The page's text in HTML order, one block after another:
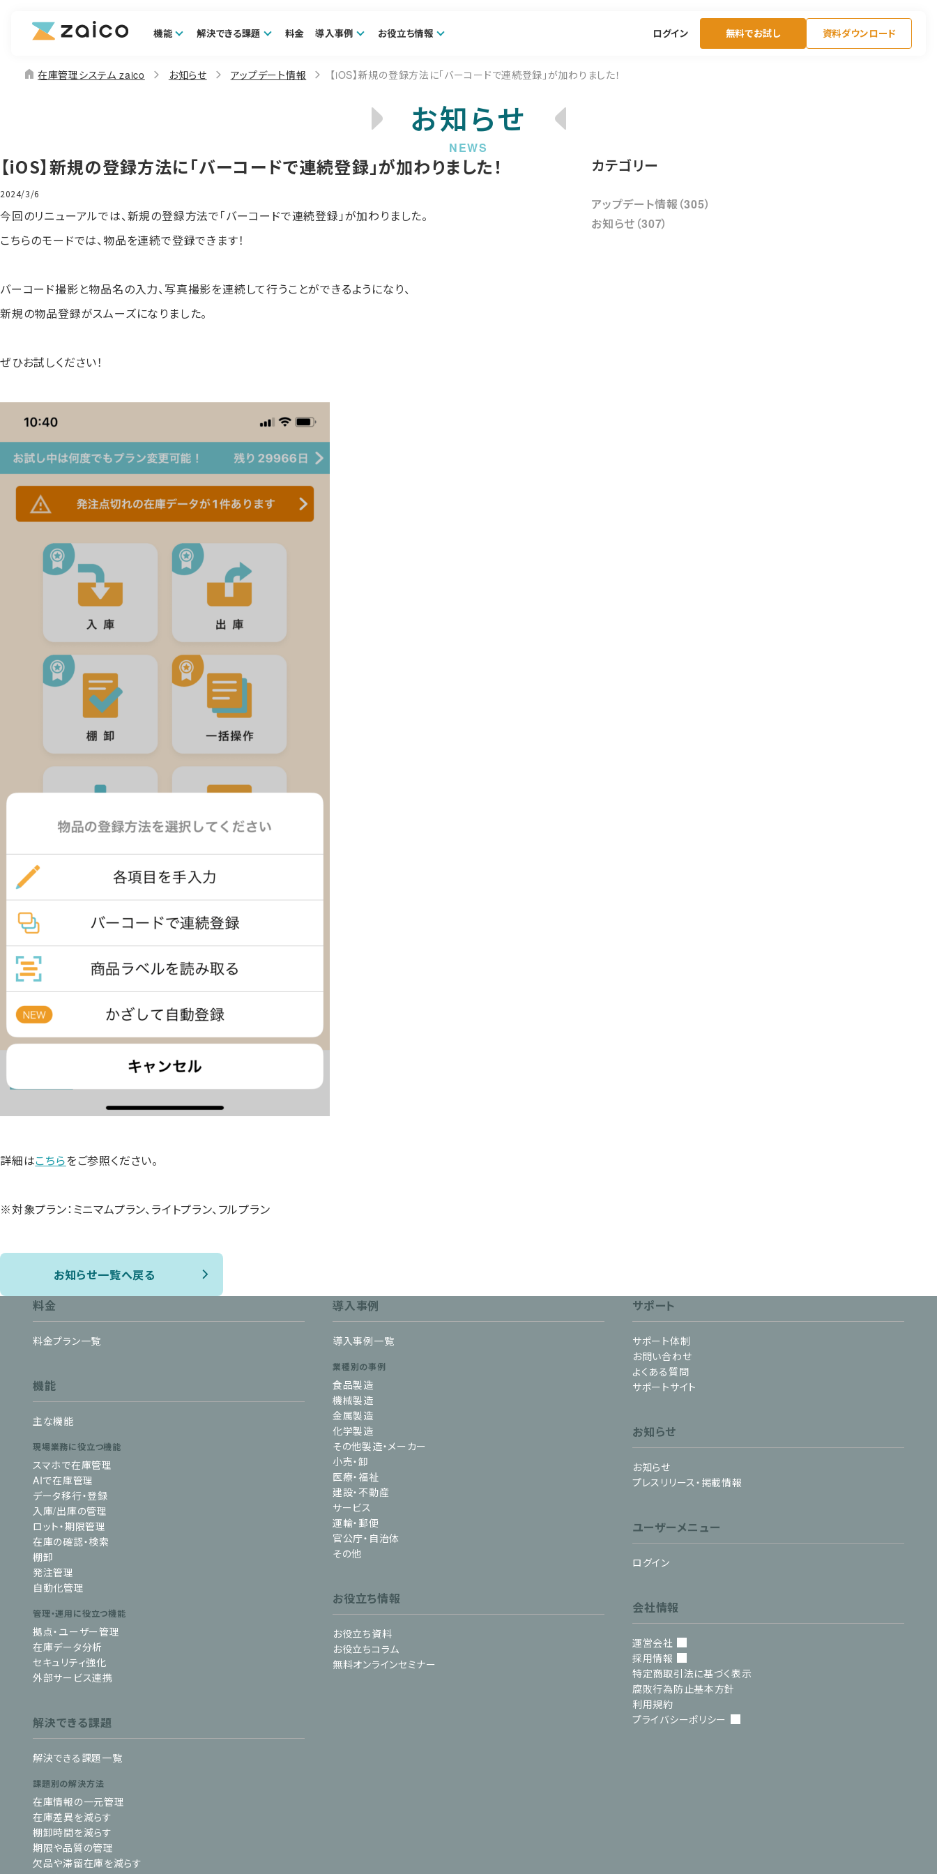
機能 解決できる課題 料金 導入事例 お役立ち情報 ログイン 無料でお試し 資料ダウンロード
home 在庫管理システム zaico お知らせ アップデート情報 【iOS】新規の登録方法に「バーコードで連続登録」が加わりました！
お知らせ
【iOS】新規の登録方法に「バーコードで連続登録」が加わりました！
2024/3/6
今回のリニューアルでは、新規の登録方法で「バーコードで連続登録」が加わりました。
こちらのモードでは、物品を連続で登録できます！
バーコード撮影と物品名の入力、写真撮影を連続して行うことができるようになり、
新規の物品登録がスムーズになりました。
ぜひお試しください！
詳細はこちらをご参照ください。
※対象プラン：ミニマムプラン、ライトプラン、フルプラン
お知らせ一覧へ戻る
カテゴリー
アップデート情報（305）
お知らせ（307）
料金
料金プラン一覧
機能
主な機能
現場業務に役立つ機能
スマホで在庫管理
AIで在庫管理
データ移行・登録
入庫/出庫の管理
ロット・期限管理
在庫の確認・検索
棚卸
発注管理
自動化管理
管理・運用に役立つ機能
拠点・ユーザー管理
在庫データ分析
セキュリティ強化
外部サービス連携
解決できる課題
解決できる課題一覧
課題別の解決方法
在庫情報の一元管理
在庫差異を減らす
棚卸時間を減らす
期限や品質の管理
欠品や滞留在庫を減らす
導入事例
導入事例一覧
業種別の事例
食品製造
機械製造
金属製造
化学製造
その他製造・メーカー
小売・卸
医療・福祉
建設・不動産
サービス
運輸・郵便
官公庁・自治体
その他
お役立ち情報
お役立ち資料
お役立ちコラム
無料オンラインセミナー
サポート
サポート体制
お問い合わせ
よくある質問
サポートサイト
お知らせ
お知らせ
プレスリリース・掲載情報
ユーザーメニュー
ログイン
会社情報
運営会社
採用情報
特定商取引法に基づく表示
腐敗行為防止基本方針
利用規約
プライバシーポリシー